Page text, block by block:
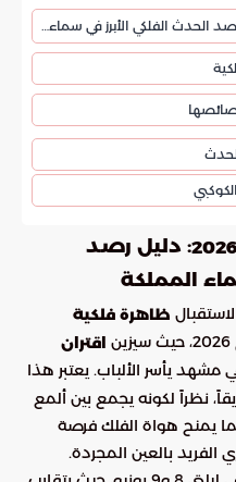
اقتران الزهرة والمشتري 2026: دليل رصد الحدث الفلكي الأبرز في سماء المملكة
: دليل رصد
المملكة
ظاهرة فلكية
اقتران
مشهد يأسر الألباب. يعتبر هذا
نظراً لكونه يجمع بين ألمع
يمنح هواة الفلك فرصة
الفريد بالعين المجردة.